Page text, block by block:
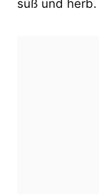
süß und herb.